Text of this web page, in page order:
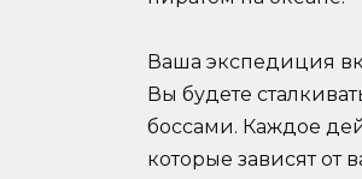
Ваша экспедиция
Вы будете
боссами. Каждое
которые зависят от